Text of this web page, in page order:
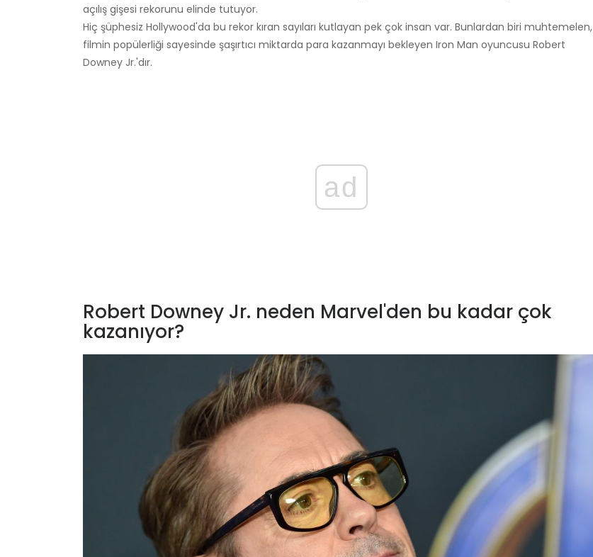
açılış gişesi rekorunu elinde tutuyor.
Hiç şüphesiz Hollywood'da bu rekor kıran sayıları kutlayan pek çok insan var. Bunlardan biri muhtemelen,
filmin popülerliği sayesinde şaşırtıcı miktarda para kazanmayı bekleyen Iron Man oyuncusu Robert
Downey Jr.'dır.
ad
Robert Downey Jr. neden Marvel'den bu kadar çok
kazanıyor?